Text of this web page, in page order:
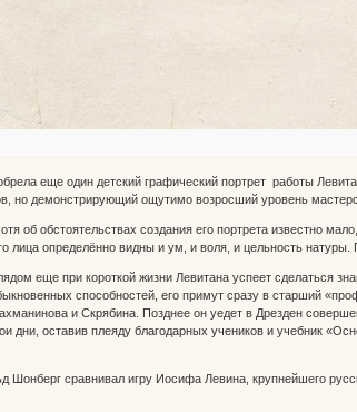
еще один детский графический портрет работы
но демонстрирующий ощутимо возросший уровень
об обстоятельствах создания его портрета известно
лица определённо видны и ум, и воля, и цельность
еще при короткой жизни Левитана успеет сделаться
способностей, его примут сразу в старший
и Скрябина. Позднее он уедет в Дрезден
дни, оставив плеяду благодарных учеников и учебник
Шонберг сравнивал игру Иосифа Левина, крупнейшего